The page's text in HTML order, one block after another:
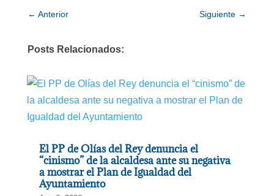
← Anterior Siguiente →
Posts Relacionados:
El PP de Olías del Rey denuncia el
“cinismo” de la alcaldesa ante su negativa
a mostrar el Plan de Igualdad del
Ayuntamiento